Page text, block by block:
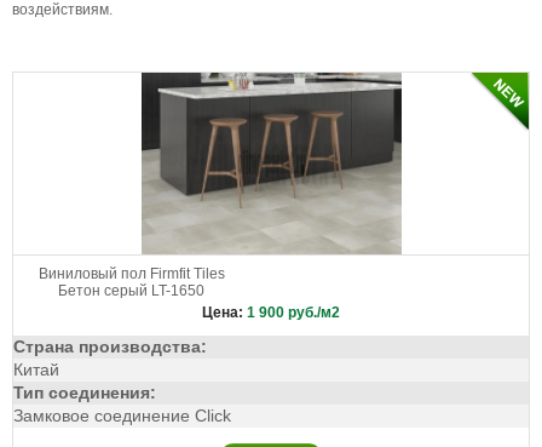
воздействиям.
Виниловый пол Firmfit Tiles
Бетон серый LT-1650
Цена: 1 900 руб./м2
Страна производства:
Китай
Тип соединения:
Замковое соединение Click